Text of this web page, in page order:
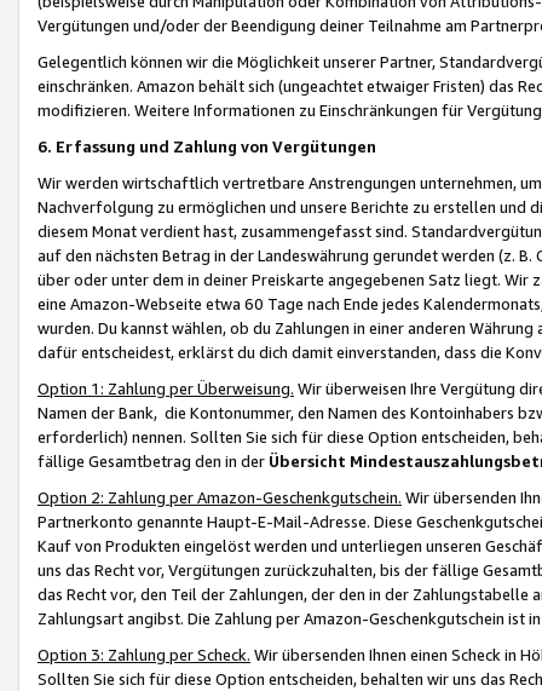
Vergütungen und/oder der Beendigung deiner Teilnahme am
Gelegentlich können wir die Möglichkeit unserer Partner,
einschränken. Amazon behält sich (ungeachtet etwaiger Fristen) das
modifizieren. Weitere Informationen zu Einschränkungen für
6. Erfassung und Zahlung von Vergütungen
Wir werden wirtschaftlich vertretbare Anstrengungen unternehmen,
Nachverfolgung zu ermöglichen und unsere Berichte zu erstellen und
diesem Monat verdient hast, zusammengefasst sind.
auf den nächsten Betrag in der Landeswährung gerundet werden (z.
über oder unter dem in deiner Preiskarte angegebenen Satz liegt.
eine Amazon-Webseite etwa 60 Tage nach Ende jedes
wurden. Du kannst wählen, ob du Zahlungen in einer anderen
dafür entscheidest, erklärst du dich damit einverstanden, dass die
Option 1: Zahlung per Überweisung. Wir überweisen Ihre Vergütung
Namen der Bank, die Kontonummer, den Namen des Kontoinhabers
erforderlich) nennen. Sollten Sie sich für diese Option entscheiden,
fällige Gesamtbetrag den in der Übersicht
Option 2: Zahlung per Amazon-Geschenkgutschein. Wir übersenden
Partnerkonto genannte Haupt-E-Mail-Adresse. Diese
Kauf von Produkten eingelöst werden und unterliegen unseren
uns das Recht vor, Vergütungen zurückzuhalten, bis der fällige
das Recht vor, den Teil der Zahlungen, der den in der
Zahlungsart angibst. Die Zahlung per Amazon-Geschenkgutschein ist
Option 3: Zahlung per Scheck. Wir übersenden Ihnen einen Scheck in
Sollten Sie sich für diese Option entscheiden, behalten wir uns das